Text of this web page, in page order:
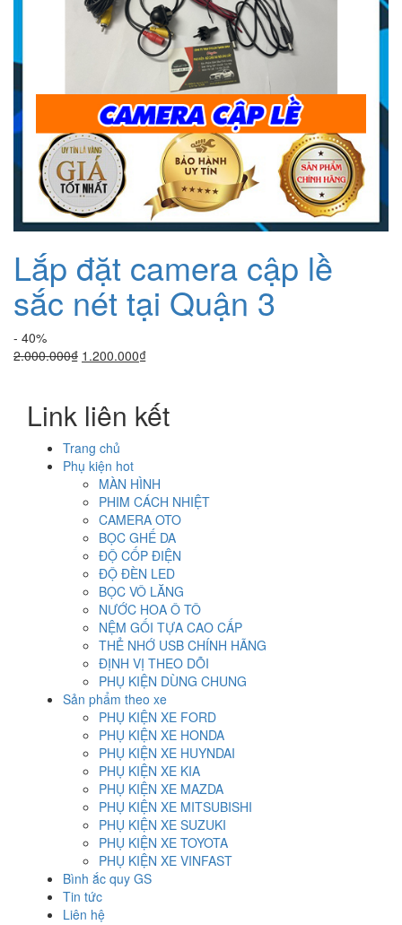
Lắp đặt camera cập lề
sắc nét tại Quận 3
- 40%
2.000.000₫ Giá
2.000.000₫.
1.200.000₫Giá
là:
1.200.000₫.
Link liên kết
Trang chủ
Phụ kiện hot
MÀN HÌNH
PHIM CÁCH NHIỆT
CAMERA OTO
BỌC GHẾ DA
ĐỘ CỐP ĐIỆN
ĐỘ ĐÈN LED
BỌC VÔ LĂNG
NƯỚC HOA Ô TÔ
NỆM GỐI TỰA CAO CẤP
THẺ NHỚ USB CHÍNH HÃNG
ĐỊNH VỊ THEO DÕI
PHỤ KIỆN DÙNG CHUNG
Sản phẩm theo xe
PHỤ KIỆN XE FORD
PHỤ KIỆN XE HONDA
PHỤ KIỆN XE HUYNDAI
PHỤ KIỆN XE KIA
PHỤ KIỆN XE MAZDA
PHỤ KIỆN XE MITSUBISHI
PHỤ KIỆN XE SUZUKI
PHỤ KIỆN XE TOYOTA
PHỤ KIỆN XE VINFAST
Bình ắc quy GS
Tin tức
Liên hệ